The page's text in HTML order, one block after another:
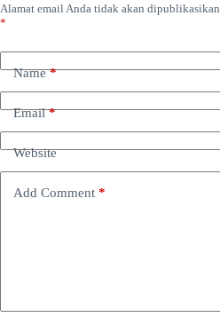
Alamat email Anda tidak akan dipublikasikan.
*
Name*
Email*
Website
Add Comment *